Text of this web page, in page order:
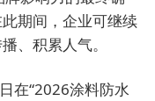
期间，企业可继续
、积累人气。
在“2026涂料防水